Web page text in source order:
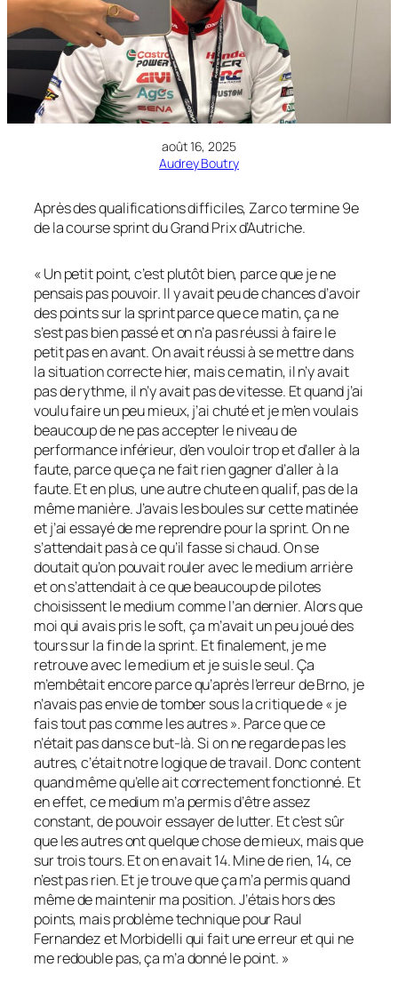
août 16, 2025
Audrey Boutry
Après des qualifications difficiles, Zarco termine 9e
de la course sprint du Grand Prix d’Autriche.
« Un petit point, c’est plutôt bien, parce que je ne
pensais pas pouvoir. Il y avait peu de chances d’avoir
des points sur la sprint parce que ce matin, ça ne
s’est pas bien passé et on n’a pas réussi à faire le
petit pas en avant. On avait réussi à se mettre dans
la situation correcte hier, mais ce matin, il n’y avait
pas de rythme, il n’y avait pas de vitesse. Et quand j’ai
voulu faire un peu mieux, j’ai chuté et je m’en voulais
beaucoup de ne pas accepter le niveau de
performance inférieur, d’en vouloir trop et d’aller à la
faute, parce que ça ne fait rien gagner d’aller à la
faute. Et en plus, une autre chute en qualif, pas de la
même manière. J’avais les boules sur cette matinée
et j’ai essayé de me reprendre pour la sprint. On ne
s’attendait pas à ce qu’il fasse si chaud. On se
doutait qu’on pouvait rouler avec le medium arrière
et on s’attendait à ce que beaucoup de pilotes
choisissent le medium comme l’an dernier. Alors que
moi qui avais pris le soft, ça m’avait un peu joué des
tours sur la fin de la sprint. Et finalement, je me
retrouve avec le medium et je suis le seul. Ça
m’embêtait encore parce qu’après l’erreur de Brno, je
n’avais pas envie de tomber sous la critique de « je
fais tout pas comme les autres ». Parce que ce
n’était pas dans ce but-là. Si on ne regarde pas les
autres, c’était notre logique de travail. Donc content
quand même qu’elle ait correctement fonctionné. Et
en effet, ce medium m’a permis d’être assez
constant, de pouvoir essayer de lutter. Et c’est sûr
que les autres ont quelque chose de mieux, mais que
sur trois tours. Et on en avait 14. Mine de rien, 14, ce
n’est pas rien. Et je trouve que ça m’a permis quand
même de maintenir ma position. J’étais hors des
points, mais problème technique pour Raul
Fernandez et Morbidelli qui fait une erreur et qui ne
me redouble pas, ça m’a donné le point. »